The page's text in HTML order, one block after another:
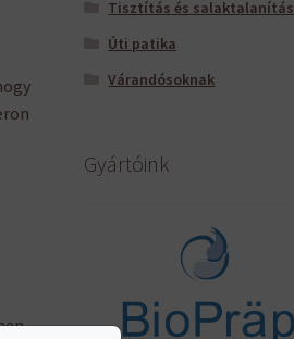
Tisztítás és salaktalanítás
Úti patika
Várandósoknak
Gyártóink